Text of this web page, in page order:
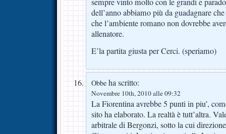
dell’anno abbiamo più da guadagnare
che l’ambiente romano non dovrebbe
allenatore.
E’la partita giusta per Cerci. (speriamo)
Obbe ha scritto:
Novembre 10th, 2010 alle 09:32
La Fiorentina avrebbe 5 punti in piu’,
sito ha elaborato. La realtà è tutt’altra.
arbitrale di Bergonzi, sotto la cui